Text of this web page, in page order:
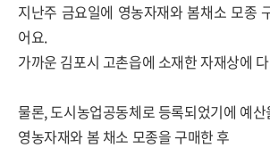
지난주 금요일에 영농자재와 봄채소 모종
어요.
가까운 김포시 고촌읍에 소재한 자재상에
물론, 도시농업공동체로 등록되었기에 예
영농자재와 봄 채소 모종을 구매한 후